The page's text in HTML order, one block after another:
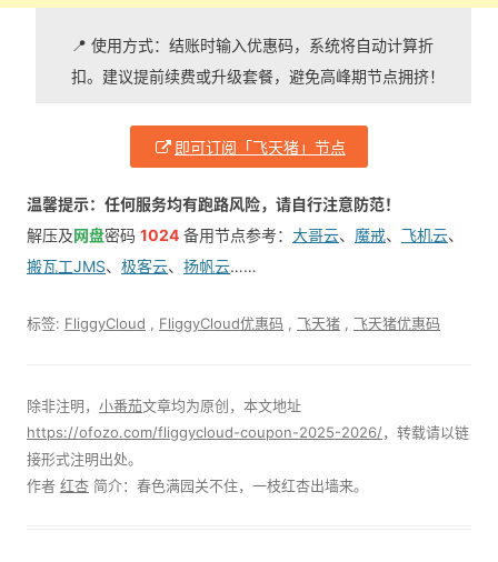
📍 使用方式：结账时输入优惠码，系统将自动计算折
扣。建议提前续费或升级套餐，避免高峰期节点拥挤！
即可订阅「飞天猪」节点
温馨提示：任何服务均有跑路风险，请自行注意防范！
解压及网盘密码 1024 备用节点参考： 大哥云、 魔戒、 飞机云、
搬瓦工JMS、 极客云、 扬帆云……
标签: FliggyCloud FliggyCloud优惠码 飞天猪 飞天猪优惠码
除非注明， 小番茄文章均为原创，本文地址
https://ofozo.com/fliggycloud-coupon-2025-2026/，转载请以链
接形式注明出处。
作者 红杏 简介：春色满园关不住，一枝红杏出墙来。